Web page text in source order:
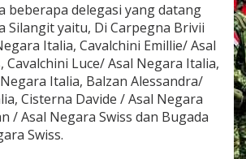
P
o
T
e
r
p
a
d
u
beberapa delegasi yang datang
Silangit yaitu, Di Carpegna Brivii
Italia, Cavalchini Emillie/ Asal
Cavalchini Luce/ Asal Negara Italia,
Italia, Balzan Alessandra/
Cisterna Davide / Asal Negara
/ Asal Negara Swiss dan Bugada
Swiss.